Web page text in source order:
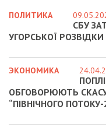
ПОЛИТИКА
СБУ
УГОРСЬКОЇ
ЭКОНОМИКА
ОБГОВОРЮЮТЬ
“ПІВНІЧНОГО ПОТОКУ-